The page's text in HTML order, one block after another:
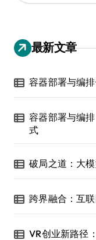
：
最新文章
容器部署与编
容器部署与编
式
破局之道：大
跨界融合：互
VR创业新路径